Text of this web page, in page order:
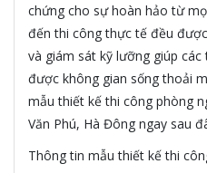
chứng cho sự hoàn hảo từ
đến thi công thực tế đều
và giám sát kỹ lưỡng giúp
được không gian sống thoải
mẫu thiết kế thi công phòng
Văn Phú, Hà Đông ngay sau
Thông tin mẫu thiết kế thi